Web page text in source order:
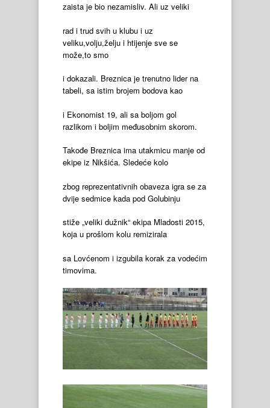
zaista je bio nezamisliv. Ali uz veliki
rad i trud svih u klubu i uz
veliku,volju,želju i htijenje sve se
može,to smo
i dokazali. Breznica je trenutno lider na
tabeli, sa istim brojem bodova kao
i Ekonomist 19, ali sa boljom gol
razlikom i boljim međusobnim skorom.
Takođe Breznica ima utakmicu manje od
ekipe iz Nikšića. Sledeće kolo
zbog reprezentativnih obaveza igra se za
dvije sedmice kada pod Golubinju
stiže „veliki dužnik“ ekipa Mladosti 2015,
koja u prošlom kolu remizirala
sa Lovćenom i izgubila korak za vodećim
timovima.